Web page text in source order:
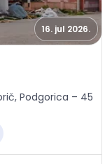
16. jul 2026.
Podgorica – 45